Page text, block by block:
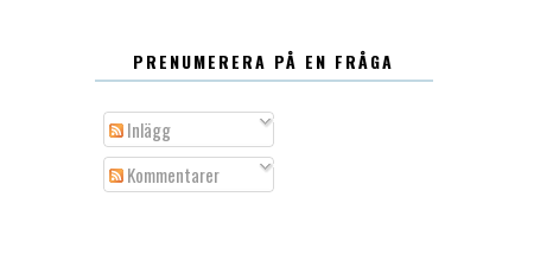
PRENUMERERA PÅ EN FRÅGA
Inlägg
Kommentarer